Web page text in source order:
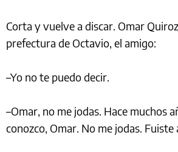
Corta y vuelve a discar. Omar
prefectura de Octavio, el amigo:
–Yo no te puedo decir.
–Omar, no me jodas. Hace muchos
conozco, Omar. No me jodas. Fuiste